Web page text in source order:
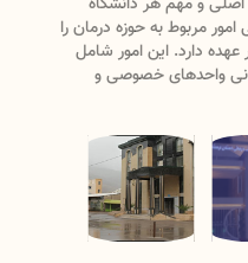
مربوط به حوزه درمان را
دارد. این امور شامل
واحدهای خصوصی و